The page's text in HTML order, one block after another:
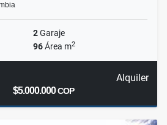
2Garaje
96Área m2
Alquiler
$5.000.000COP